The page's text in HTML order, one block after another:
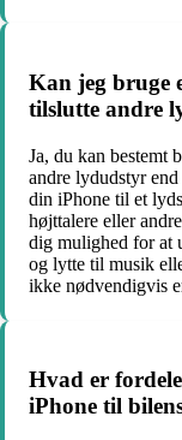
Kan jeg bruge
tilslutte andre
Ja, du kan bestemt
andre lydudstyr
din iPhone til et
højttalere eller
dig mulighed for at
og lytte til musik
ikke nødvendigvis
Hvad er
iPhone til